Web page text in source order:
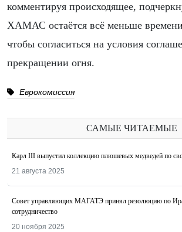
комментируя происходящее,
ХАМАС остаётся всё меньше времени
чтобы согласиться на условия
прекращении огня.
Еврокомиссия
САМЫЕ ЧИТАЕМЫЕ
Карл III выпустил коллекцию плюшевых медведей по
21 августа 2025
Совет управляющих МАГАТЭ принял резолюцию по
сотрудничество
20 ноября 2025